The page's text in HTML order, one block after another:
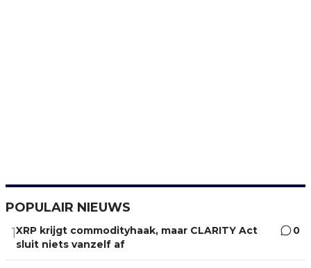
POPULAIR NIEUWS
1XRP krijgt commodityhaak, maar CLARITY Act
sluit niets vanzelf af
0